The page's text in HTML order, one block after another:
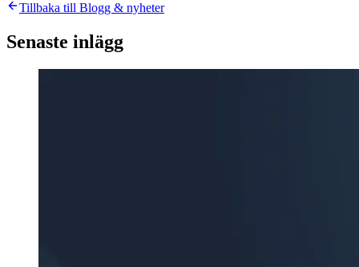
Tillbaka till Blogg & nyheter
Senaste inlägg